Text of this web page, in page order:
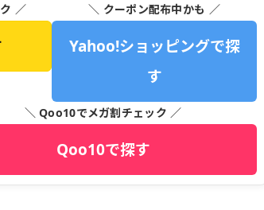
／ ＼ クーポン配布中かも ／
Yahoo!ショッピングで探
す
＼ Qoo10でメガ割チェック ／
Qoo10で探す